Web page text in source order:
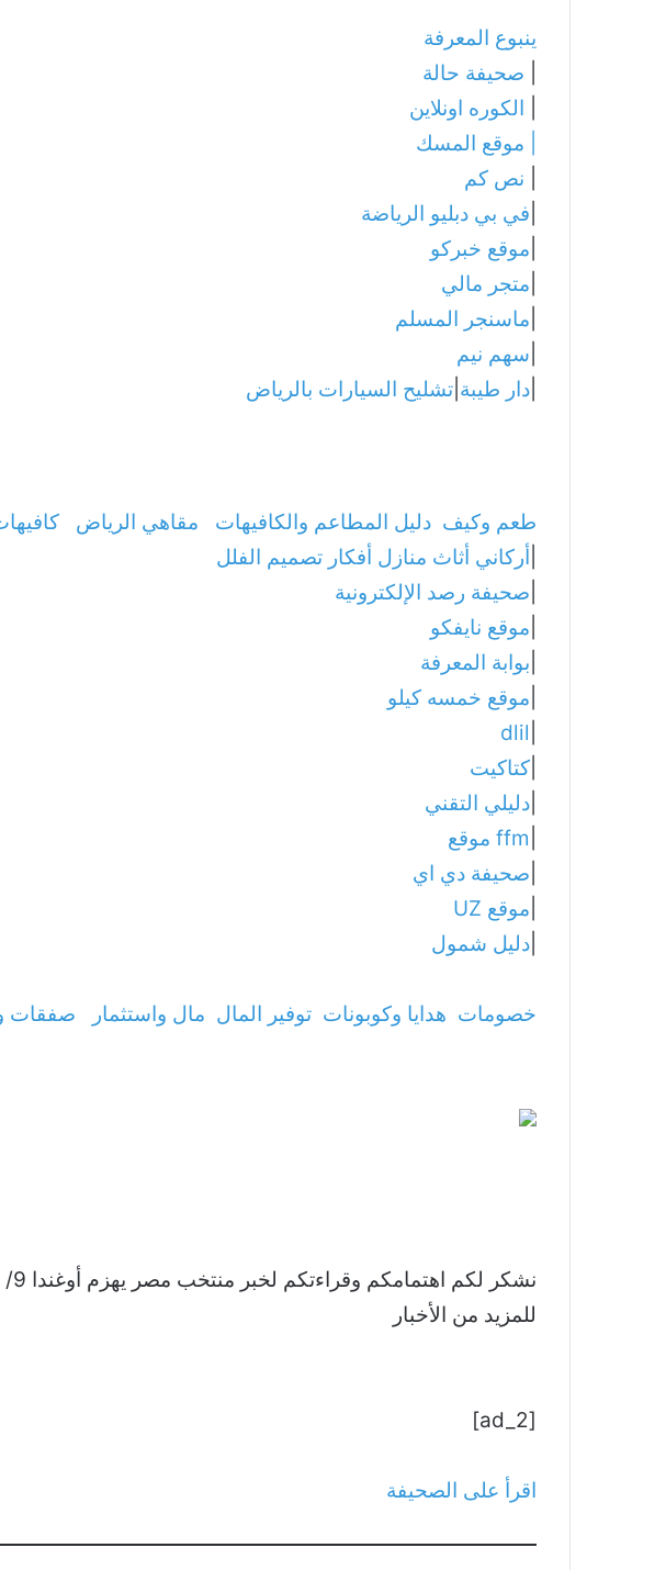
ينبوع المعرفة
صحيفة حالة
الكوره اونلاين
موقع المسك
نص كم
في بي دبليو الرياضة
موقع خبركو
متجر مالي
ماسنجر المسلم
سهم نيم
دار طيبة تشليح السيارات بالرياض
طعم وكيف دليل المطاعم والكافيهات مقاهي الرياض
أركاني أثاث منازل أفكار تصميم الفلل
صحيفة رصد الإلكترونية
موقع نايفكو
بوابة المعرفة
موقع خمسه كيلو
dlil
كتاكيت
دليلي التقني
ffm موقع
صحيفة دي اي
موقع UZ
دليل شمول
خصومات هدايا وكوبونات توفير المال مال واستثمار صفقات
للمزيد من الأخبار
[ad_2]
اقرأ على الصحيفة